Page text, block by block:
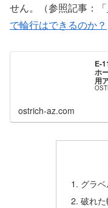
せん。（参照記事：「
で輪行はできるのか？
E-
ホ
用
ostrich-az.com
グラ
破れ